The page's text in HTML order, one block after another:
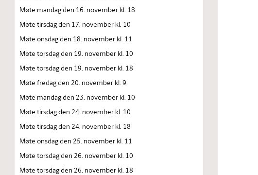
Møte mandag den 16. november kl. 18
Møte tirsdag den 17. november kl. 10
Møte onsdag den 18. november kl. 11
Møte torsdag den 19. november kl. 10
Møte torsdag den 19. november kl. 18
Møte fredag den 20. november kl. 9
Møte mandag den 23. november kl. 10
Møte tirsdag den 24. november kl. 10
Møte tirsdag den 24. november kl. 18
Møte onsdag den 25. november kl. 11
Møte torsdag den 26. november kl. 10
Møte torsdag den 26. november kl. 18